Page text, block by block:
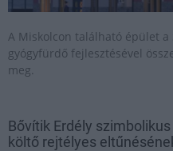
A Miskolcon található épület a
gyógyfürdő fejlesztésével
meg.
Bővítik Erdély
költő rejtélyes